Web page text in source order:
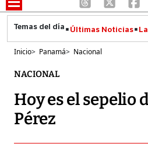
Últimas Noticias
Inicio> Panamá> Nacional
NACIONAL
Hoy es el sepelio
Pérez